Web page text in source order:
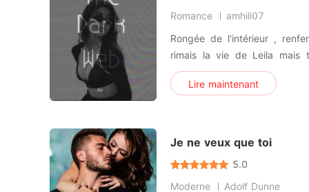
Romance
amhili07
Rongée de l'intérieur ,
rimais la vie de Leila mais
décidé. Hackeuse et tueuse
aucune place pour l'amour
Lire maintenant
Je ne veux que toi
5.0
Moderne
Adolf Dunne